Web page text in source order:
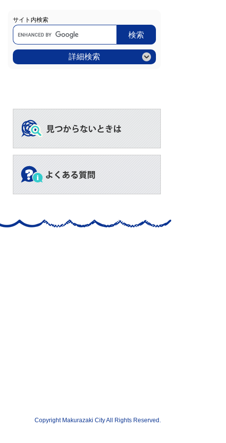
サイト内検索
Google
カ
ス
タ
ム
検
詳細検索
Copyright Makurazaki City All Rights Reserved.